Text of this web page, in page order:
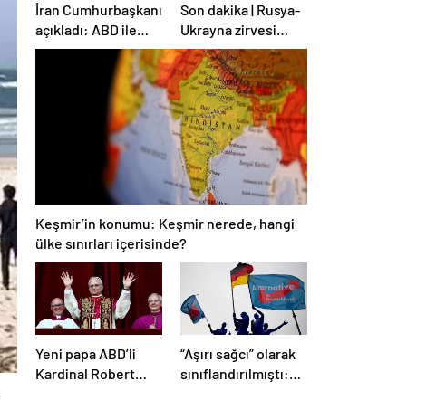
İran Cumhurbaşkanı
açıkladı: ABD ile
anlaşma konusunda
Son dakika | Rusya-
Ukrayna zirvesi
Türkiye’de!
Zelenskiy Putin’in
davetini kabul etti!
Gözler perşembe
gününe çevrildi
Keşmir’in konumu: Keşmir nerede, hangi
ülke sınırları içerisinde?
Yeni papa ABD’li
Kardinal Robert
“Aşırı sağcı” olarak
sınıflandırılmıştı: